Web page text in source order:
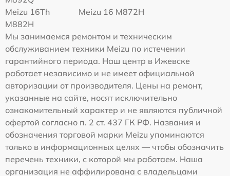
Meizu 16Th
M882H
Meizu 16 M872H
Мы занимаемся ремонтом и техническим
обслуживанием техники Meizu по истечении
гарантийного периода. Наш центр в Ижевске
работает независимо и не имеет официальной
авторизации от производителя. Цены на ремонт,
указанные на сайте, носят исключительно
ознакомительный характер и не являются публичной
офертой согласно п. 2 ст. 437 ГК РФ. Названия и
обозначения торговой марки Meizu упоминаются
только в информационных целях — чтобы обозначить
перечень техники, с которой мы работаем. Наша
организация не аффилирована с владельцами